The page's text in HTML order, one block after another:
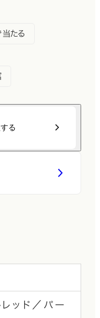
たる
る
ッド／パー